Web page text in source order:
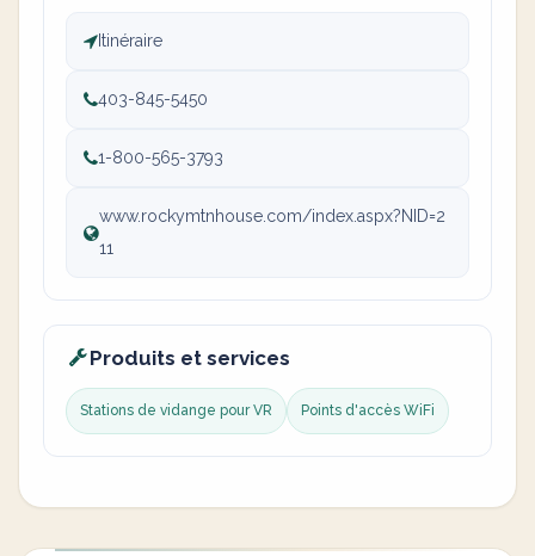
Itinéraire
403-845-5450
1-800-565-3793
www.rockymtnhouse.com/index.aspx?NID=2
11
Produits et services
Stations de vidange pour VR Points d'accès WiFi